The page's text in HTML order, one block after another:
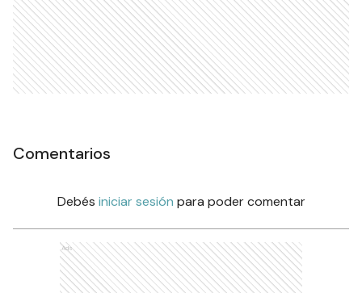
Comentarios
Debés iniciar sesión para poder comentar
Ads